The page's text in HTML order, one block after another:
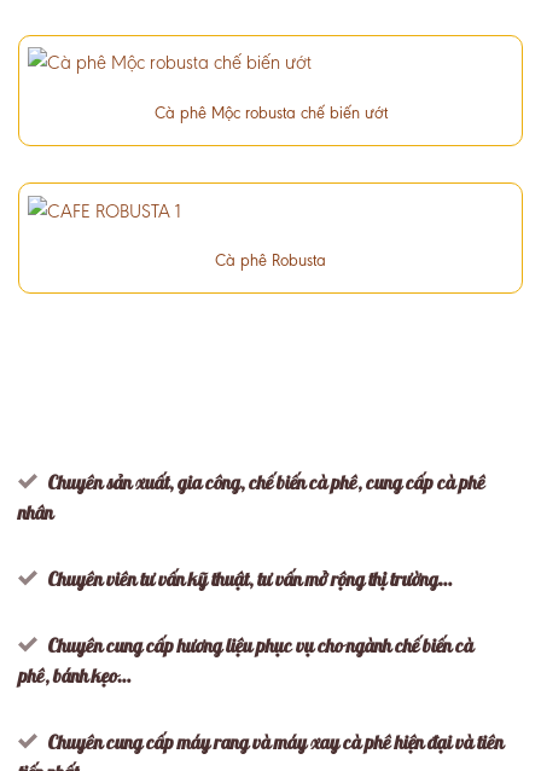
Cà phê Mộc robusta chế biến ướt
Cà phê Robusta
Chuyên sản xuất, gia công, chế biến cà phê, cung cấp cà phê
nhân
Chuyên viên tư vấn kỹ thuật, tư vấn mở rộng thị trường…
Chuyên cung cấp hương liệu phục vụ cho ngành chế biến cà
phê, bánh kẹo…
Chuyên cung cấp máy rang và máy xay cà phê hiện đại và tiên